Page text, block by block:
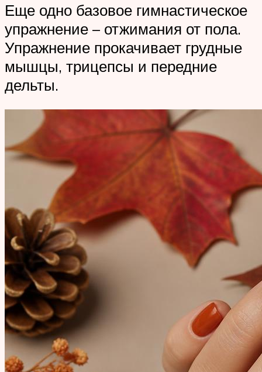
Еще одно базовое гимнастическое
упражнение – отжимания от пола.
Упражнение прокачивает грудные
мышцы, трицепсы и передние
дельты.